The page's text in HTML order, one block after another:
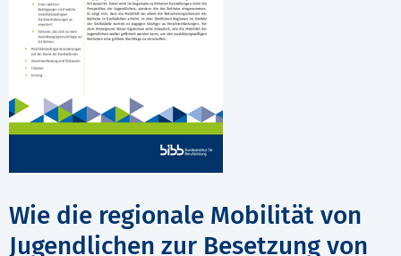
Wie die regionale Mobilität von
Jugendlichen zur Besetzung von